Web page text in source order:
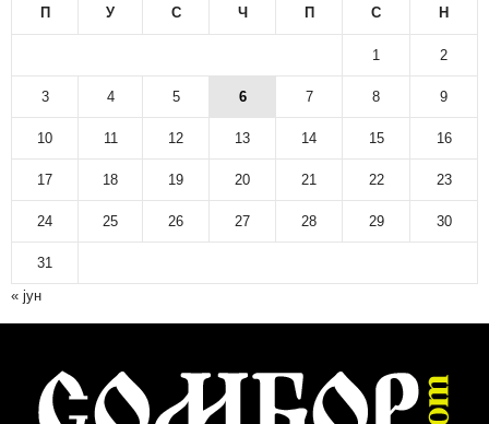
П У С Ч П С Н
1 2
3 4 5 6 7 8 9
10 11 12 13 14 15 16
17 18 19 20 21 22 23
24 25 26 27 28 29 30
31
« јун